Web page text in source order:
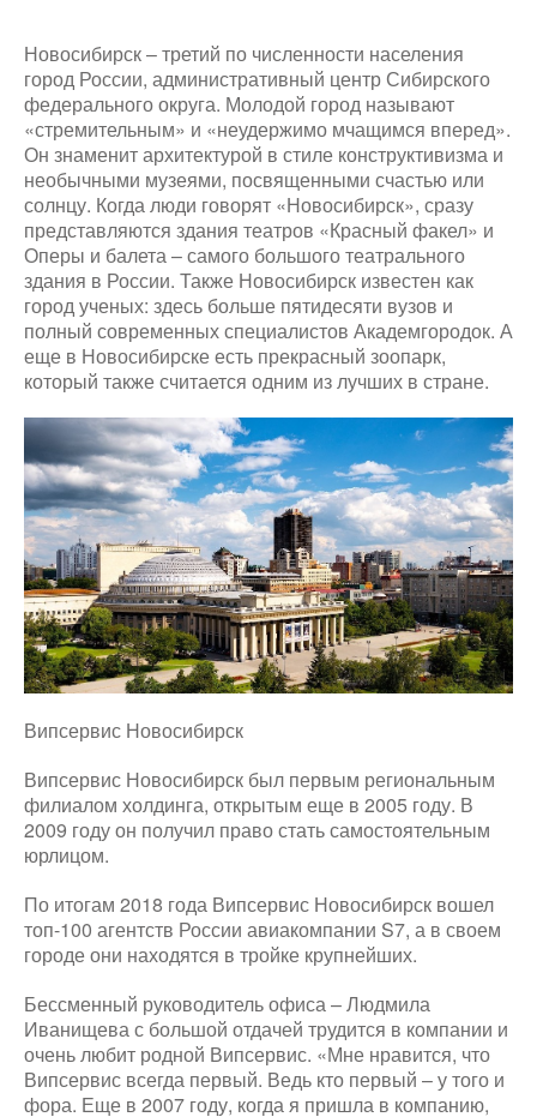
Новосибирск – третий по численности населения
город России, административный центр Сибирского
федерального округа. Молодой город называют
«стремительным» и «неудержимо мчащимся вперед».
Он знаменит архитектурой в стиле конструктивизма и
необычными музеями, посвященными счастью или
солнцу. Когда люди говорят «Новосибирск», сразу
представляются здания театров «Красный факел» и
Оперы и балета – самого большого театрального
здания в России. Также Новосибирск известен как
город ученых: здесь больше пятидесяти вузов и
полный современных специалистов Академгородок. А
еще в Новосибирске есть прекрасный зоопарк,
который также считается одним из лучших в стране.
Випсервис Новосибирск
Випсервис Новосибирск был первым региональным
филиалом холдинга, открытым еще в 2005 году. В
2009 году он получил право стать самостоятельным
юрлицом.
По итогам 2018 года Випсервис Новосибирск вошел
топ-100 агентств России авиакомпании S7, а в своем
городе они находятся в тройке крупнейших.
Бессменный руководитель офиса – Людмила
Иванищева с большой отдачей трудится в компании и
очень любит родной Випсервис. «Мне нравится, что
Випсервис всегда первый. Ведь кто первый – у того и
фора. Еще в 2007 году, когда я пришла в компанию,